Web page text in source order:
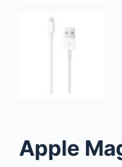
Apple